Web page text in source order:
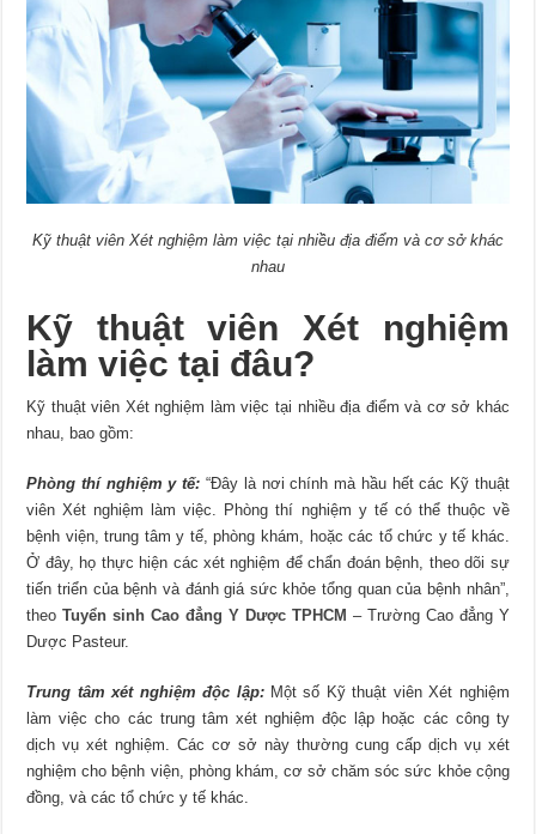
Kỹ thuật viên Xét nghiệm làm việc tại nhiều địa điểm và cơ sở khác
nhau
Kỹ thuật viên Xét nghiệm
làm việc tại đâu?
Kỹ thuật viên Xét nghiệm làm việc tại nhiều địa điểm và cơ sở khác
nhau, bao gồm:
Phòng thí nghiệm y tế: “Đây là nơi chính mà hầu hết các Kỹ thuật
viên Xét nghiệm làm việc. Phòng thí nghiệm y tế có thể thuộc về
bệnh viện, trung tâm y tế, phòng khám, hoặc các tổ chức y tế khác.
Ở đây, họ thực hiện các xét nghiệm để chẩn đoán bệnh, theo dõi sự
tiến triển của bệnh và đánh giá sức khỏe tổng quan của bệnh nhân”,
theoTuyển sinh Cao đẳng Y Dược TPHCM – Trường Cao đẳng Y
Dược Pasteur.
Trung tâm xét nghiệm độc lập: Một số Kỹ thuật viên Xét nghiệm
làm việc cho các trung tâm xét nghiệm độc lập hoặc các công ty
dịch vụ xét nghiệm. Các cơ sở này thường cung cấp dịch vụ xét
nghiệm cho bệnh viện, phòng khám, cơ sở chăm sóc sức khỏe cộng
đồng, và các tổ chức y tế khác.